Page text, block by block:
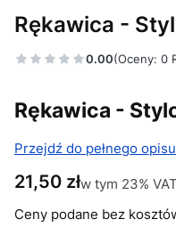
Rękawica -
0.00(Oceny: 0
Rękawica -
Przejdź do pełnego opisu
Cena
21,50 złw tym 23% VAT
w tym 23% VAT
Ceny podane bez